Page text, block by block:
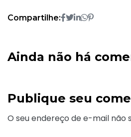
Compartilhe:
Ainda não há
Publique seu
O seu endereço de e-mail não